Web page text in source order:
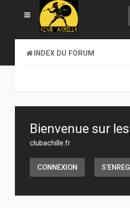
INDEX DU FORUM
Bienvenue sur
clubachille.fr
CONNEXION